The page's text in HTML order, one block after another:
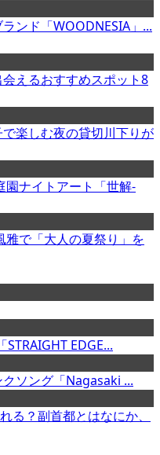
ンド「WOODNESIA」...
えるおすすめスポット8
楽しむ夜の貸切川下りが
園ナイトアート「世解-
雅で「大人の夏祭り」を
EDGE...
ソング「Nagasaki ...
る？副首都とはなにか、